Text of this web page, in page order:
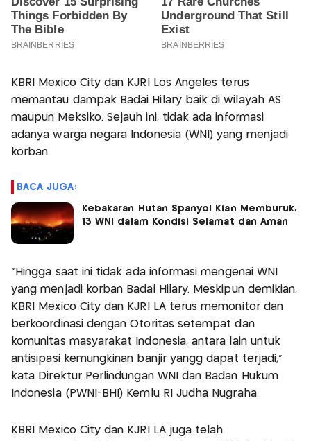
KBRI Mexico City dan KJRI Los Angeles terus
memantau dampak Badai Hilary baik di wilayah AS
maupun Meksiko. Sejauh ini, tidak ada informasi
adanya warga negara Indonesia (WNI) yang menjadi
korban.
BACA JUGA:
Kebakaran Hutan Spanyol Kian Memburuk,
13 WNI dalam Kondisi Selamat dan Aman
“Hingga saat ini tidak ada informasi mengenai WNI
yang menjadi korban Badai Hilary. Meskipun demikian,
KBRI Mexico City dan KJRI LA terus memonitor dan
berkoordinasi dengan Otoritas setempat dan
komunitas masyarakat Indonesia, antara lain untuk
antisipasi kemungkinan banjir yangg dapat terjadi,”
kata Direktur Perlindungan WNI dan Badan Hukum
Indonesia (PWNI-BHI) Kemlu RI Judha Nugraha.
KBRI Mexico City dan KJRI LA juga telah